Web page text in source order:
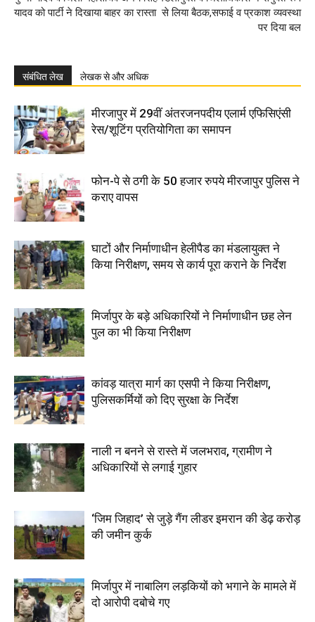
यादव को पार्टी ने दिखाया बाहर का रास्ता से लिया बैठक,सफाई व प्रकाश व्यवस्था
पर दिया बल
संबंधित लेख लेखक से और अधिक
मीरजापुर में 29वीं अंतरजनपदीय एलार्म एफिसिएंसी
रेस/शूटिंग प्रतियोगिता का समापन
फोन-पे से ठगी के 50 हजार रुपये मीरजापुर पुलिस ने
कराए वापस
घाटों और निर्माणाधीन हेलीपैड का मंडलायुक्त ने
किया निरीक्षण, समय से कार्य पूरा कराने के निर्देश
मिर्जापुर के बड़े अधिकारियों ने निर्माणाधीन छह लेन
पुल का भी किया निरीक्षण
कांवड़ यात्रा मार्ग का एसपी ने किया निरीक्षण,
पुलिसकर्मियों को दिए सुरक्षा के निर्देश
नाली न बनने से रास्ते में जलभराव, ग्रामीण ने
अधिकारियों से लगाई गुहार
‘जिम जिहाद’ से जुड़े गैंग लीडर इमरान की डेढ़ करोड़
की जमीन कुर्क
मिर्जापुर में नाबालिग लड़कियों को भगाने के मामले में
दो आरोपी दबोचे गए